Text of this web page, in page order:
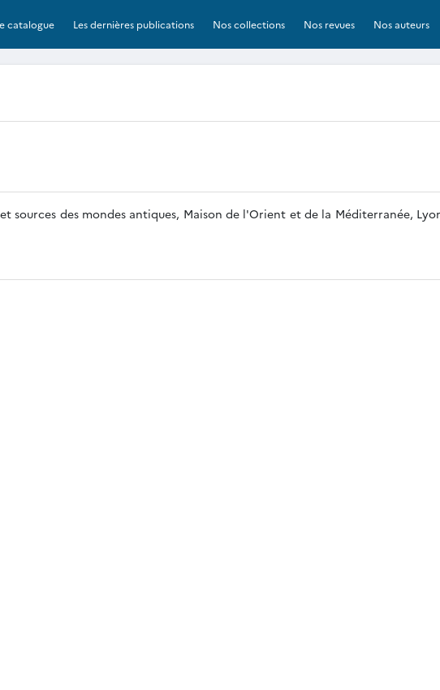
catalogue Les dernières publications Nos collections Nos revues Nos auteurs
sources des mondes antiques, Maison de l'Orient et de la Méditerranée,